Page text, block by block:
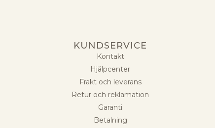
KUNDSERVICE
Kontakt
Hjälpcenter
Frakt och leverans
Retur och reklamation
Garanti
Betalning